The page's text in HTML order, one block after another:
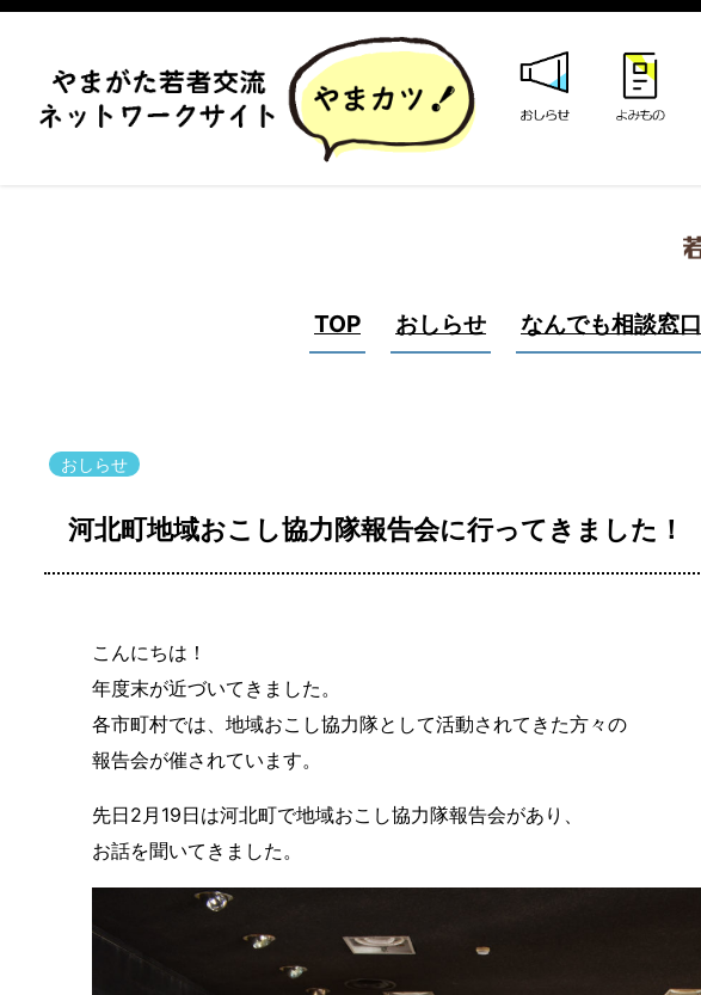
TOP おしらせ なんでも相談窓口
おしらせ
河北町地域おこし協力隊報告会に行ってきました！
こんにちは！
年度末が近づいてきました。
各市町村では、地域おこし協力隊として活動されてきた方々の
報告会が催されています。
先日2 月 19日は河北町で地域おこし協力隊報告会があり、
お話を聞いてきました。